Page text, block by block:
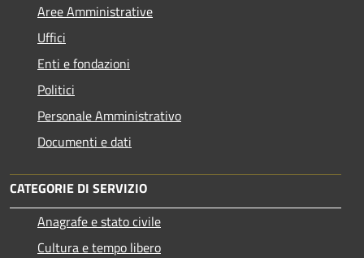
Aree Amministrative
Uffici
Enti e fondazioni
Politici
Personale Amministrativo
Documenti e dati
CATEGORIE DI SERVIZIO
Anagrafe e stato civile
Cultura e tempo libero